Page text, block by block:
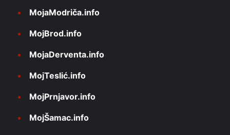
MojaModriča.info
MojBrod.info
MojaDerventa.info
MojTeslić.info
MojPrnjavor.info
MojŠamac.info